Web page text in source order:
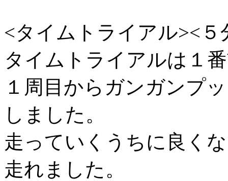
<タイムトライアル><５
タイムトライアルは１
１周目からガンガンプ
しました。
走っていくうちに良く
走れました。